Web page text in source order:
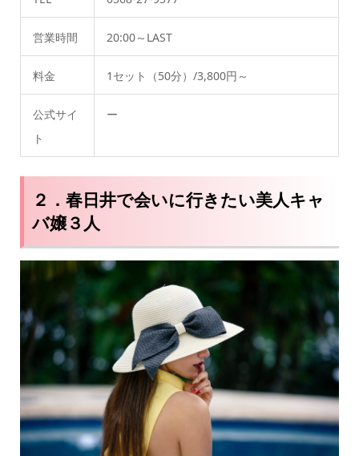
営業時間 20:00～LAST
料金 1セット（50分）/3,800円～
公式サイ
ト
ー
２．春日井で会いに行きたい美人キャ
バ嬢３人